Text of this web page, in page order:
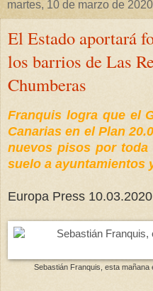
martes, 10 de marzo de 2020
El Estado aportará
los barrios de Las
Chumberas
Franquis logra que el
Canarias en el Plan
nuevos pisos por toda
suelo a ayuntamientos
Europa Press 10.03.2020
Sebastián Franquis, esta mañana